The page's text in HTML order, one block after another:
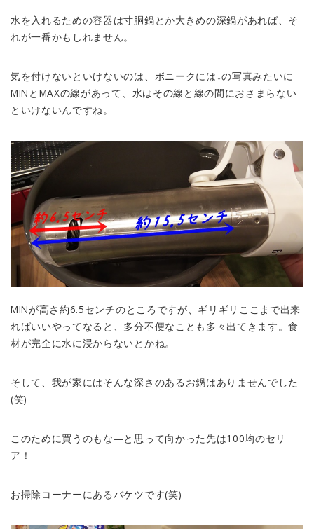
水を入れるための容器は寸胴鍋とか大きめの深鍋があれば、そ
れが一番かもしれません。
気を付けないといけないのは、ボニークには↓の写真みたいに
MINとMAXの線があって、水はその線と線の間におさまらない
といけないんですね。
MINが高さ約6.5センチのところですが、ギリギリここまで出来
ればいいやってなると、多分不便なことも多々出てきます。食
材が完全に水に浸からないとかね。
そして、我が家にはそんな深さのあるお鍋はありませんでした
(笑)
このために買うのもな―と思って向かった先は100均のセリ
ア！
お掃除コーナーにあるバケツです(笑)